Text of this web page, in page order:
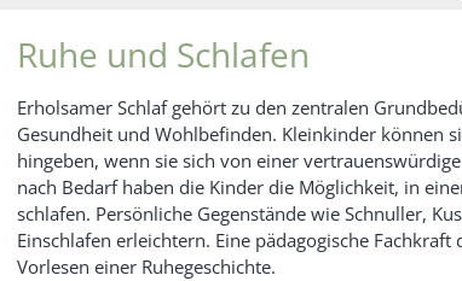
Ruhe und Schlafen
Erholsamer Schlaf gehört zu den zentralen
Gesundheit und Wohlbefinden. Kleinkinder können
hingeben, wenn sie sich von einer
nach Bedarf haben die Kinder die Möglichkeit, in
schlafen. Persönliche Gegenstände wie Schnuller,
Einschlafen erleichtern. Eine pädagogische
Vorlesen einer Ruhegeschichte.